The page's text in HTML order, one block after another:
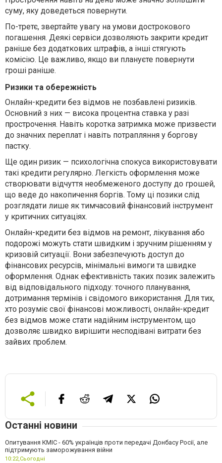
суму, яку доведеться повернути.
По-третє, звертайте увагу на умови дострокового
погашення. Деякі сервіси дозволяють закрити кредит
раніше без додаткових штрафів, а інші стягують
комісію. Це важливо, якщо ви плануєте повернути
гроші раніше.
Ризики та обережність
Онлайн-кредити без відмов не позбавлені ризиків.
Основний з них — висока процентна ставка у разі
прострочення. Навіть коротка затримка може призвести
до значних переплат і навіть потрапляння у боргову
пастку.
Ще один ризик — психологічна спокуса використовувати
такі кредити регулярно. Легкість оформлення може
створювати відчуття необмеженого доступу до грошей,
що веде до накопичення боргів. Тому ці позики слід
розглядати лише як тимчасовий фінансовий інструмент
у критичних ситуаціях.
Онлайн-кредити без відмов на ремонт, лікування або
подорожі можуть стати швидким і зручним рішенням у
кризовій ситуації. Вони забезпечують доступ до
фінансових ресурсів, мінімальні вимоги та швидке
оформлення. Однак ефективність таких позик залежить
від відповідального підходу: точного планування,
дотримання термінів і свідомого використання. Для тих,
хто розуміє свої фінансові можливості, онлайн-кредит
без відмов може стати надійним інструментом, що
дозволяє швидко вирішити несподівані витрати без
зайвих проблем.
Останні новини
Опитування КМІС - 60% українців проти передачі Донбасу Росії, але
підтримують заморожування війни
10:22,Сьогодні